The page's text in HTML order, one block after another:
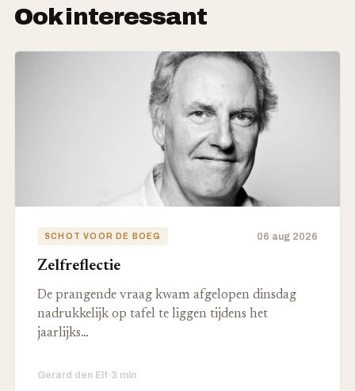
Ook interessant
SCHOT VOOR DE BOEG 06 aug 2026
Zelfreflectie
De prangende vraag kwam afgelopen dinsdag
nadrukkelijk op tafel te liggen tijdens het
jaarlijks…
Gerard den Elt·3 min